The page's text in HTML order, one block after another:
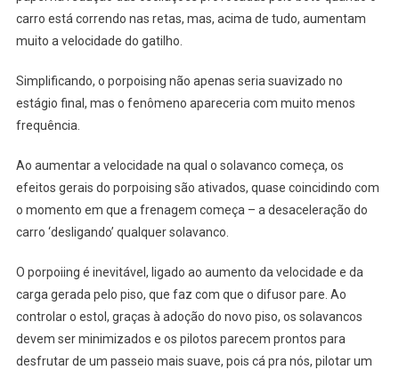
carro está correndo nas retas, mas, acima de tudo, aumentam
muito a velocidade do gatilho.
Simplificando, o porpoising não apenas seria suavizado no
estágio final, mas o fenômeno apareceria com muito menos
frequência.
Ao aumentar a velocidade na qual o solavanco começa, os
efeitos gerais do porpoising são ativados, quase coincidindo com
o momento em que a frenagem começa – a desaceleração do
carro ‘desligando’ qualquer solavanco.
O porpoiing é inevitável, ligado ao aumento da velocidade e da
carga gerada pelo piso, que faz com que o difusor pare. Ao
controlar o estol, graças à adoção do novo piso, os solavancos
devem ser minimizados e os pilotos parecem prontos para
desfrutar de um passeio mais suave, pois cá pra nós, pilotar um